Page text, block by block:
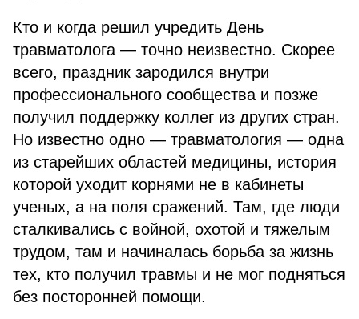
Кто и когда решил учредить День
травматолога — точно неизвестно. Скорее
всего, праздник зародился внутри
профессионального сообщества и позже
получил поддержку коллег из других стран.
Но известно одно — травматология — одна
из старейших областей медицины, история
которой уходит корнями не в кабинеты
ученых, а на поля сражений. Там, где люди
сталкивались с войной, охотой и тяжелым
трудом, там и начиналась борьба за жизнь
тех, кто получил травмы и не мог подняться
без посторонней помощи.